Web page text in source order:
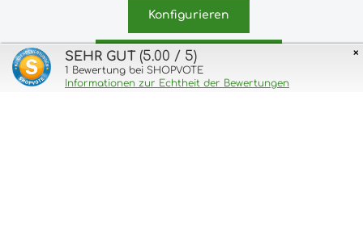
© 2026 purux.de - with
Konfigurieren
Alle Cookies akzeptieren ×
SEHR GUT (5.00 / 5)
1 Bewertung bei SHOPVOTE
Informationen zur Echtheit der Bewertungen